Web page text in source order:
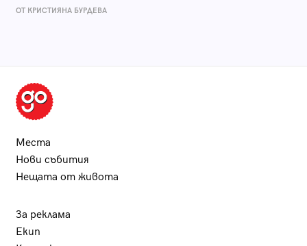
ОТ КРИСТИЯНА БУРДЕВА
Места
Нови събития
Нещата от живота
За реклама
Екип